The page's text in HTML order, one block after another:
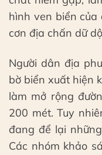
hình ven biển
cơn địa chấn dữ
Người dân địa
bờ biển xuất hiện
làm mở rộng
200 mét. Tuy
đang để lại
Các nhóm khảo